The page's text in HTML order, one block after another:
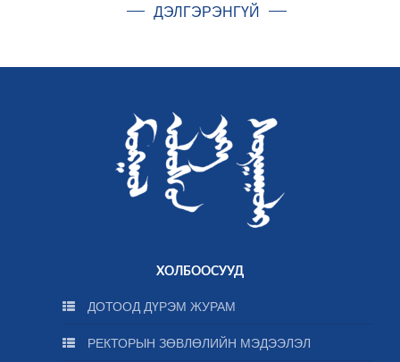
ДЭЛГЭРЭНГҮЙ
ХОЛБООСУУД
ДОТООД ДҮРЭМ ЖУРАМ
РЕКТОРЫН ЗӨВЛӨЛИЙН МЭДЭЭЛЭЛ